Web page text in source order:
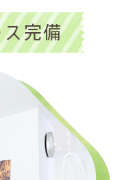
完備